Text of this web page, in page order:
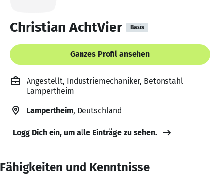
Christian AchtVier Basis
Ganzes Profil ansehen
Angestellt, Industriemechaniker, Betonstahl
Lampertheim
Lampertheim, Deutschland
Logg Dich ein, um alle Einträge zu sehen.
Fähigkeiten und Kenntnisse